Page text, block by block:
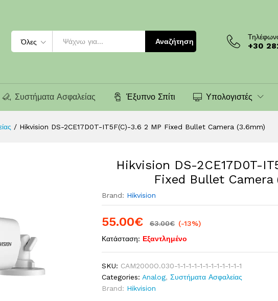
Όλες Αναζήτηση +30
Συστήματα Ασφαλείας Έξυπνο Σπίτι Υπολογιστές
/ Hikvision DS-2CE17D0T-IT5F(C)-3.6 2 MP Fixed Bullet Camera (3.6mm)
Hikvision DS-2CE17D0T-
Fixed Bullet Camera
Brand: Hikvision
55.00€ 63.00€ (-13%)
Κατάσταση: Εξαντλημένο
SKU: CAM2000O.030-1-1-1-1-1-1-1-1-1-1-1-1
Categories: Analog, Συστήματα Ασφαλείας
Brand: Hikvision